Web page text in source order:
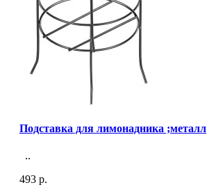
Подставка для лимонадника ;металл
..
493 р.